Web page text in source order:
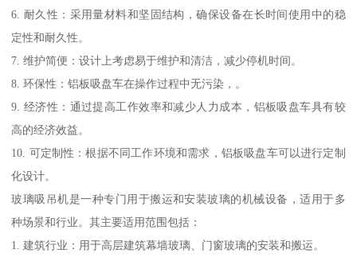
6. 耐久性：采用量材料和坚固结构，确保设备在长时间使用中的稳
定性和耐久性。
7. 维护简便：设计上考虑易于维护和清洁，减少停机时间。
8. 环保性：铝板吸盘车在操作过程中无污染，。
9. 经济性：通过提高工作效率和减少人力成本，铝板吸盘车具有较
高的经济效益。
10. 可定制性：根据不同工作环境和需求，铝板吸盘车可以进行定制
化设计。
玻璃吸吊机是一种专门用于搬运和安装玻璃的机械设备，适用于多
种场景和行业。其主要适用范围包括：
1. 建筑行业：用于高层建筑幕墙玻璃、门窗玻璃的安装和搬运。